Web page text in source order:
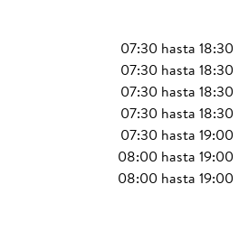
07:30 hasta 18:30
07:30 hasta 18:30
07:30 hasta 18:30
07:30 hasta 18:30
07:30 hasta 19:00
08:00 hasta 19:00
08:00 hasta 19:00